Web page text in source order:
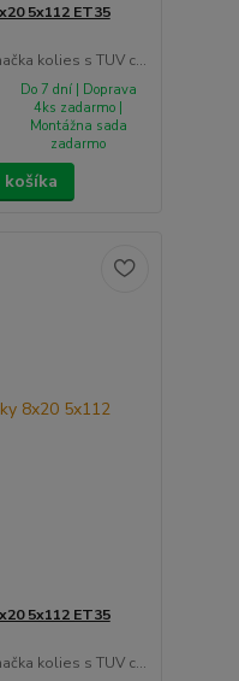
5x112 ET35
kolies s TUV c...
Do 7 dní | Doprava
4ks zadarmo |
Montážna sada
zadarmo
5x112 ET35
kolies s TUV c...